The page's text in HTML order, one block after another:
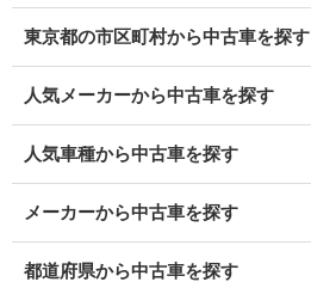
東京都の市区町村から中古車を探す
人気メーカーから中古車を探す
人気車種から中古車を探す
メーカーから中古車を探す
都道府県から中古車を探す